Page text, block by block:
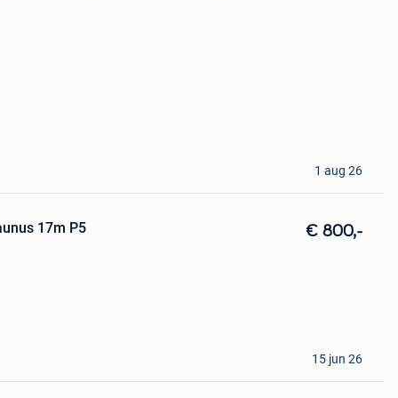
1 aug 26
17m P5 € 800,-
15 jun 26